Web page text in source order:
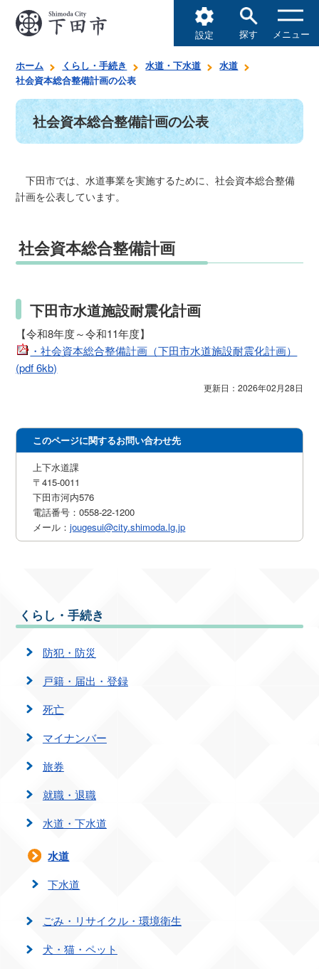
設定 探す メニュー
ホーム くらし・手続き 水道・下水道
水道
社会資本総合整備計画の公表
社会資本総合整備計画の公表
下田市では、水道事業を実施するために、社会資本総合整備
計画を公表しています。
社会資本総合整備計画
下田市水道施設耐震化計画
【令和8年度～令和11年度】
・社会資本総合整備計画（下田市水道施設耐震化計画）
(pdf 6kb)
更新日：2026年02月28日
このページに関するお問い合わせ先
上下水道課
〒415-0011
下田市河内576
電話番号：0558-22-1200
メール：jougesui@city.shimoda.lg.jp
くらし・手続き
防犯・防災
戸籍・届出・登録
死亡
マイナンバー
旅券
就職・退職
水道・下水道
水道
下水道
ごみ・リサイクル・環境衛生
犬・猫・ペット